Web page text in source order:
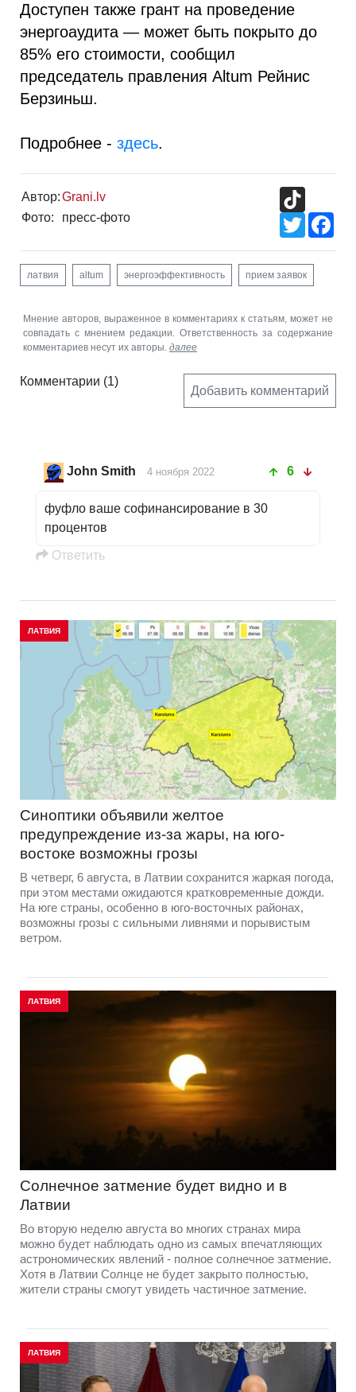
Доступен также грант на проведение
энергоаудита — может быть покрыто до
85% его стоимости, сообщил
председатель правления Altum Рейнис
Берзиньш.
Подробнее - здесь.
Автор:Grani.lv
Фото:
пресс-фото
Twitter
латвия altum энергоэффективность прием заявок
Мнение авторов, выраженное в комментариях к статьям, может не
совпадать с мнением редакции. Ответственность за содержание
комментариев несут их авторы. далее
Комментарии (1)
Добавить комментарий
John Smith 4 ноября 2022 6
фуфло ваше софинансирование в 30
процентов
Oтветить
ЛАТВИЯ
Синоптики объявили желтое
предупреждение из-за жары, на юго-
востоке возможны грозы
В четверг, 6 августа, в Латвии сохранится жаркая погода,
при этом местами ожидаются кратковременные дожди.
На юге страны, особенно в юго-восточных районах,
возможны грозы с сильными ливнями и порывистым
ветром.
ЛАТВИЯ
Солнечное затмение будет видно и в
Латвии
Во вторую неделю августа во многих странах мира
можно будет наблюдать одно из самых впечатляющих
астрономических явлений - полное солнечное затмение.
Хотя в Латвии Солнце не будет закрыто полностью,
жители страны смогут увидеть частичное затмение.
ЛАТВИЯ